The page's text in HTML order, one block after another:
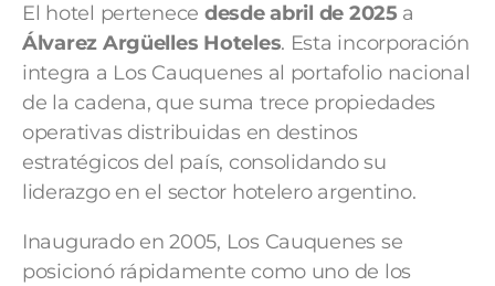
El hotel pertenece desde abril de 2025 a
Álvarez Argüelles Hoteles. Esta incorporación
integra a Los Cauquenes al portafolio nacional
de la cadena, que suma trece propiedades
operativas distribuidas en destinos
estratégicos del país, consolidando su
liderazgo en el sector hotelero argentino.
Inaugurado en 2005, Los Cauquenes se
posicionó rápidamente como uno de los